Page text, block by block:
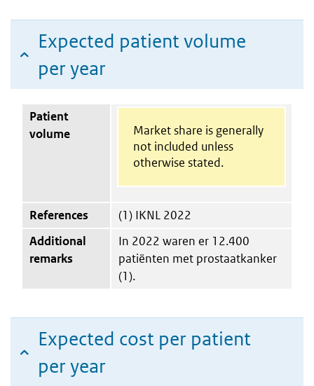
Expected patient volume
per year
Patient
volume
Market share is generally
not included unless
otherwise stated.
References
(1) IKNL 2022
Additional
remarks
In 2022 waren er 12.400
patiënten met prostaatkanker
(1).
Expected cost per patient
per year